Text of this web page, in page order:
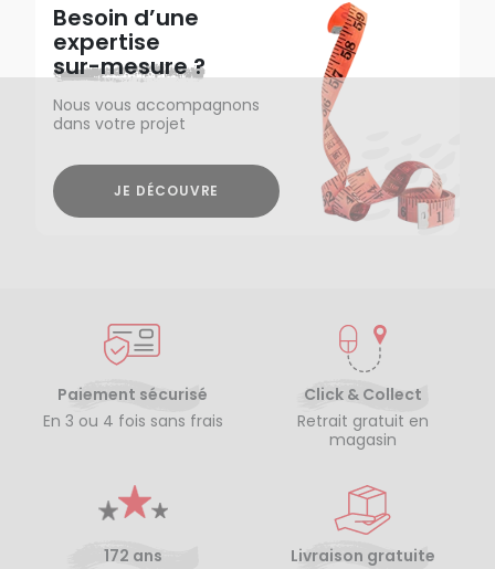
Besoin d’une
expertise
sur-mesure ?
Nous vous accompagnons
dans votre projet
JE DÉCOUVRE
Paiement sécurisé
En 3 ou 4 fois sans frais
Click & Collect
Retrait gratuit en
magasin
172 ans
Livraison gratuite